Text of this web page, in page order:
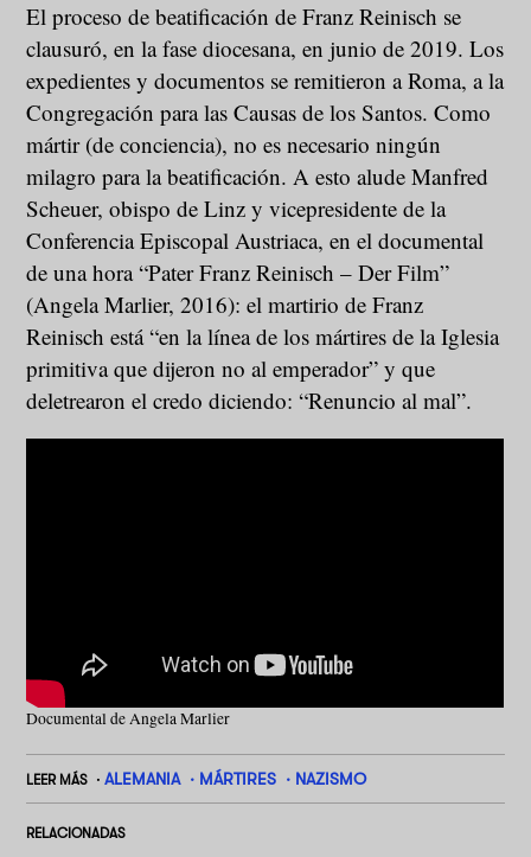
El proceso de beatificación de Franz Reinisch se
clausuró, en la fase diocesana, en junio de 2019. Los
expedientes y documentos se remitieron a Roma, a la
Congregación para las Causas de los Santos. Como
mártir (de conciencia), no es necesario ningún
milagro para la beatificación. A esto alude Manfred
Scheuer, obispo de Linz y vicepresidente de la
Conferencia Episcopal Austriaca, en el documental
de una hora “Pater Franz Reinisch – Der Film”
(Angela Marlier, 2016): el martirio de Franz
Reinisch está “en la línea de los mártires de la Iglesia
primitiva que dijeron no al emperador” y que
deletrearon el credo diciendo: “Renuncio al mal”.
Documental de Angela Marlier
LEER MÁS ALEMANIA MÁRTIRES NAZISMO
RELACIONADAS